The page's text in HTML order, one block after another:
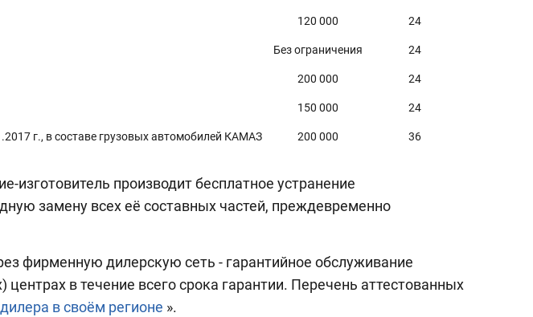
120 000 24
Без ограничения 24
200 000 24
150 000 24
г., в составе грузовых автомобилей КАМАЗ 200 000 36
изготовитель производит бесплатное устранение
замену всех её составных частей, преждевременно
фирменную дилерскую сеть - гарантийное обслуживание
в течение всего срока гарантии. Перечень аттестованных
в своём регионе ».